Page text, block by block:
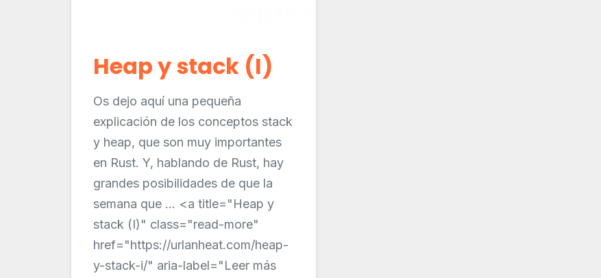
Heap y stack (I)
Os dejo aquí una pequeña
explicación de los conceptos stack
y heap, que son muy importantes
en Rust. Y, hablando de Rust, hay
grandes posibilidades de que la
semana que ... <a title="Heap y
stack (I)" class="read-more"
href="https://urlanheat.com/heap-
y-stack-i/" aria-label="Leer más